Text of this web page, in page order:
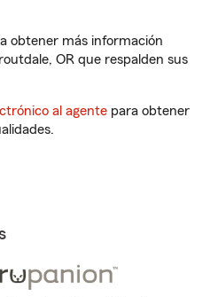
obtener más información
OR que respalden sus
al agente para obtener